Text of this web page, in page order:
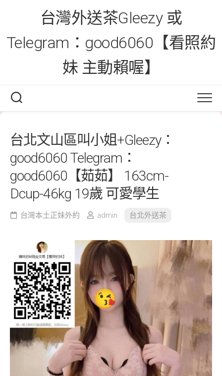
台灣外送茶Gleezy 或
Telegram：good6060【看照約
妹 主動賴喔】
台北文山區叫小姐+Gleezy：
good6060 Telegram：
good6060【茹茹】 163cm-
Dcup-46kg 19歲 可愛學生
台灣本土正妹外約 admin 台北外送茶